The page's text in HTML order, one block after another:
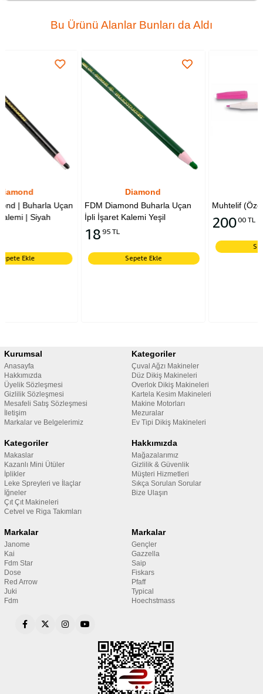
Bu Ürünü Alanlar Bunları da Aldı
FDM Diamond Buharla Uçan
İpli İşaret Kalemi Yeşil
Sepete Ekle
Muhtelif (Özel Sipariş)
200
Sepete Ekle
Kurumsal
Anasayfa
Hakkımızda
Üyelik Sözleşmesi
Gizlilik Sözleşmesi
Mesafeli Satış Sözleşmesi
İletişim
Markalar ve Belgelerimiz
Kategoriler
Çuval Ağzı Makineler
Düz Dikiş Makineleri
Overlok Dikiş Makineleri
Kartela Kesim Makineleri
Makine Motorları
Mezuralar
Ev Tipi Dikiş Makineleri
Kategoriler
Makaslar
Kazanlı Mini Ütüler
İplikler
Leke Spreyleri ve İlaçlar
İğneler
Çıt Çıt Makineleri
Cetvel ve Riga Takımları
Hakkımızda
Mağazalarımız
Gizlilik & Güvenlik
Müşteri Hizmetleri
Sıkça Sorulan Sorular
Bize Ulaşın
Markalar
Janome
Kai
Fdm Star
Dose
Red Arrow
Juki
Fdm
Markalar
Gençler
Gazzella
Saip
Fiskars
Pfaff
Typical
Hoechstmass